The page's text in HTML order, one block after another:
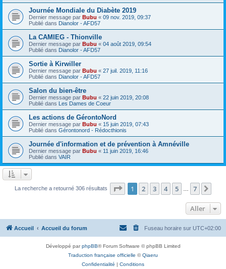
Journée Mondiale du Diabète 2019
Dernier message par Bubu « 09 nov. 2019, 09:37
Publié dans Dianolor - AFD57
La CAMIEG - Thionville
Dernier message par Bubu « 04 août 2019, 09:54
Publié dans Dianolor - AFD57
Sortie à Kirwiller
Dernier message par Bubu « 27 juil. 2019, 11:16
Publié dans Dianolor - AFD57
Salon du bien-être
Dernier message par Bubu « 22 juin 2019, 20:08
Publié dans Les Dames de Coeur
Les actions de GérontoNord
Dernier message par Bubu « 15 juin 2019, 07:43
Publié dans Gérontonord - Rédocthionis
Journée d'information et de prévention à Amnéville
Dernier message par Bubu « 11 juin 2019, 16:46
Publié dans VAIR
La recherche a retourné 306 résultats Page 1sur7
1 2 3 4 5 7
Aller
Accueil Accueil du forum Fuseau horaire sur UTC+02:00
Développé parphpBB® Forum Software © phpBB Limited
Traduction française officielle ©Qiaeru
Confidentialité | Conditions